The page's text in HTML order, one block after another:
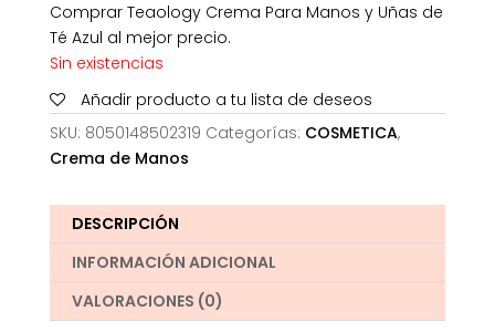
Comprar Teaology Crema Para Manos y Uñas de
Té Azul al mejor precio.
Sin existencias
Añadir producto a tu lista de deseos
SKU: 8050148502319 Categorías: COSMETICA,
Crema de Manos
DESCRIPCIÓN
INFORMACIÓN ADICIONAL
VALORACIONES (0)